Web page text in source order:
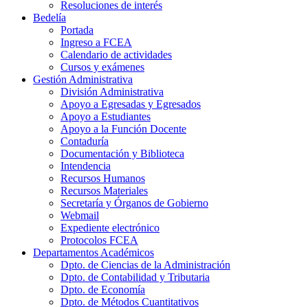
Resoluciones de interés
Bedelía
Portada
Ingreso a FCEA
Calendario de actividades
Cursos y exámenes
Gestión Administrativa
División Administrativa
Apoyo a Egresadas y Egresados
Apoyo a Estudiantes
Apoyo a la Función Docente
Contaduría
Documentación y Biblioteca
Intendencia
Recursos Humanos
Recursos Materiales
Secretaría y Órganos de Gobierno
Webmail
Expediente electrónico
Protocolos FCEA
Departamentos Académicos
Dpto. de Ciencias de la Administración
Dpto. de Contabilidad y Tributaria
Dpto. de Economía
Dpto. de Métodos Cuantitativos